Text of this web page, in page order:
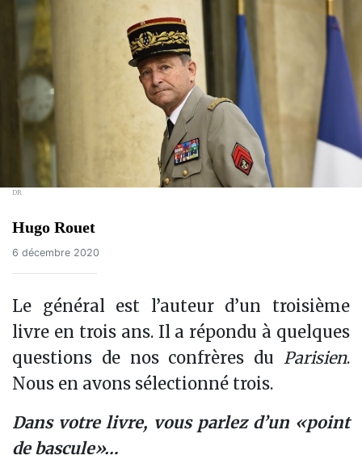
DR
Hugo Rouet
6 décembre 2020
Le général est l’auteur d’un troisième
livre en trois ans. Il a répondu à quelques
questions de nos confrères du Parisien.
Nous en avons sélectionné trois.
Dans votre livre, vous parlez d’un «point
de bascule»…